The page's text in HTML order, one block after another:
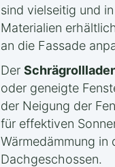
sind vielseitig und
Materialien
an die Fassade
Der
oder geneigte
der Neigung der
für effektiven
Wärmedämmung in
Dachgeschossen.